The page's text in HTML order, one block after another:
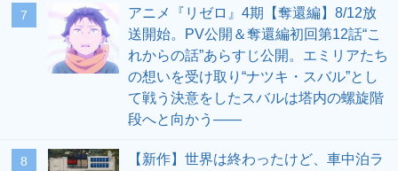
7
アニメ『リゼロ』4期【奪還編】8/12放
送開始。PV公開＆奪還編初回第12話“こ
れからの話”あらすじ公開。エミリアたち
の想いを受け取り“ナツキ・スバル”とし
て戦う決意をしたスバルは塔内の螺旋階
段へと向かう――
8
【新作】世界は終わったけど、車中泊ラ